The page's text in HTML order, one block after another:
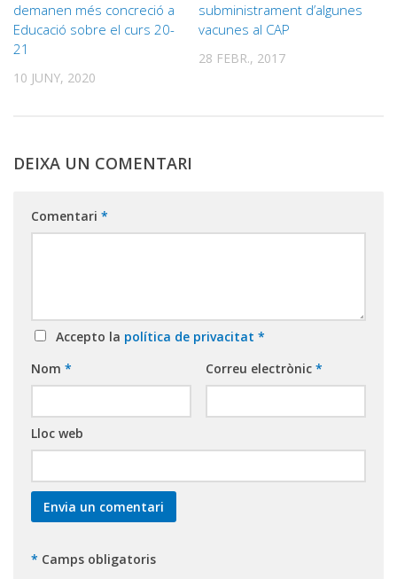
demanen més concreció a
Educació sobre el curs 20-
21
10 JUNY, 2020
subministrament d’algunes
vacunes al CAP
28 FEBR., 2017
DEIXA UN COMENTARI
Comentari *
Accepto la política de privacitat *
Nom * Correu electrònic *
Lloc web
* Camps obligatoris